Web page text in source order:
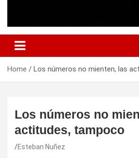
Home Los números no mienten, las
Los números no
actitudes, tampoco
Esteban Nuñez